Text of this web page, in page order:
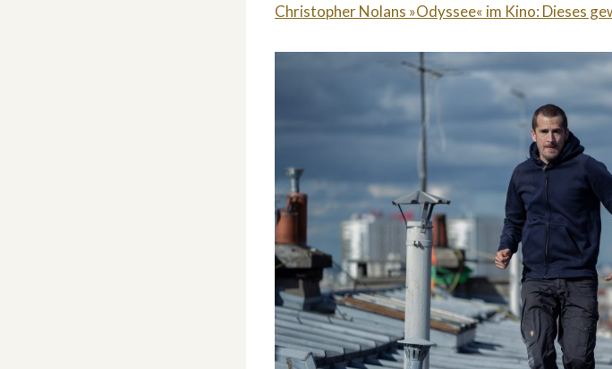
Christopher Nolans »Odyssee« im Kino: Dieses